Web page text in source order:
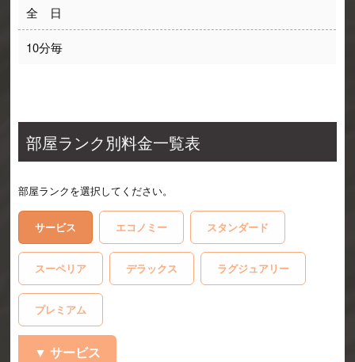
全　日
10分毎
部屋ランク別料金一覧表
部屋ランクを選択してください。
サービス エコノミー スタンダード
スーペリア デラックス ラグジュアリー
プレミアム
サービス